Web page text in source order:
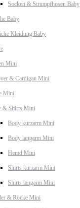
Socken & Strumpfhosen Baby
Baby
Kleidung Baby
Mini
& Cardigan Mini
Mini
& Shirts Mini
Body kurzarm Mini
Body langarm Mini
Hemd Mini
Shirts kurzarm Mini
Shirts langarm Mini
& Röcke Mini